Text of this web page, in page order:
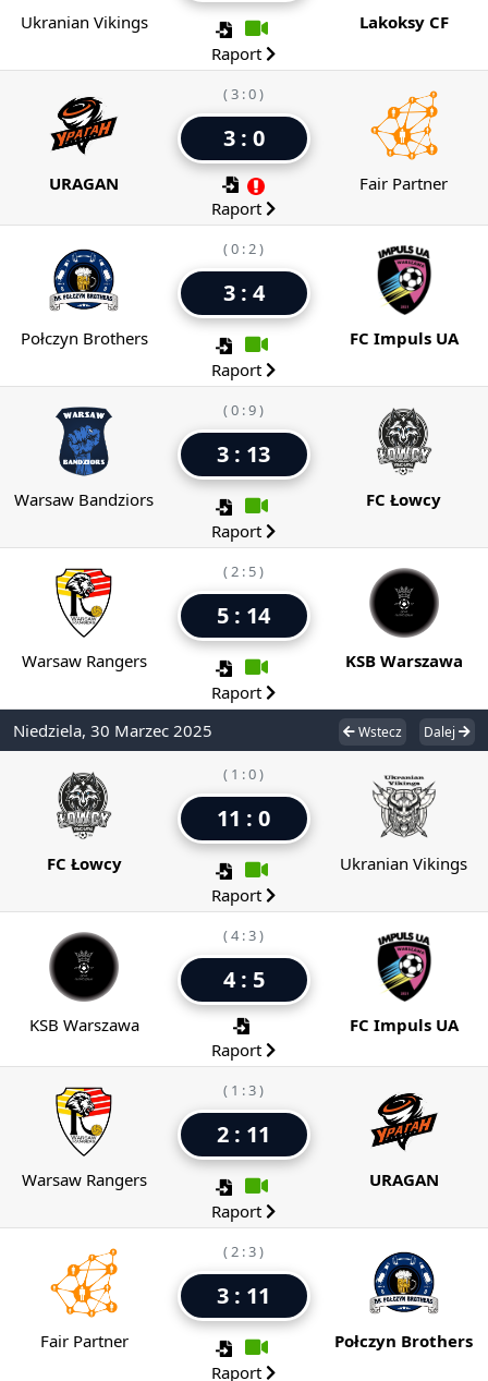
Ukranian Vikings
Raport
Lakoksy CF
URAGAN
( 3 : 0 )
3 : 0
Raport
Fair Partner
Połczyn Brothers
( 0 : 2 )
3 : 4
Raport
FC Impuls UA
Warsaw Bandziors
( 0 : 9 )
3 : 13
Raport
FC Łowcy
Warsaw Rangers
( 2 : 5 )
5 : 14
Raport
KSB Warszawa
Niedziela, 30 Marzec 2025 Wstecz Dalej
FC Łowcy
( 1 : 0 )
11 : 0
Raport
Ukranian Vikings
KSB Warszawa
( 4 : 3 )
4 : 5
Raport
FC Impuls UA
Warsaw Rangers
( 1 : 3 )
2 : 11
Raport
URAGAN
Fair Partner
( 2 : 3 )
3 : 11
Raport
Połczyn Brothers